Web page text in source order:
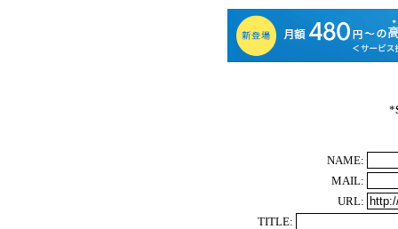
*
NAME:
MAIL:
URL:
TITLE: